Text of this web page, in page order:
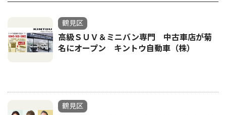
鶴見区
高級ＳＵＶ＆ミニバン専門 中古車店が菊
名にオープン キントウ自動車（株）
鶴見区